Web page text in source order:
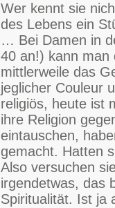
Wer kennt sie
des Lebens ein
… Bei Damen in
40 an!) kann man
mittlerweile das
jeglicher Couleur
religiös, heute ist
ihre Religion
eintauschen,
gemacht. Hatten
Also versuchen
irgendetwas, das
Spiritualität. Ist ja